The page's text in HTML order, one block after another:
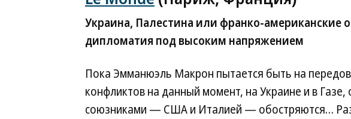
Украина, Палестина или франко-американские
дипломатия под высоким напряжением
Пока Эмманюэль Макрон пытается быть на
конфликтов на данный момент, на Украине и в
союзниками — США и Италией — обостряются…